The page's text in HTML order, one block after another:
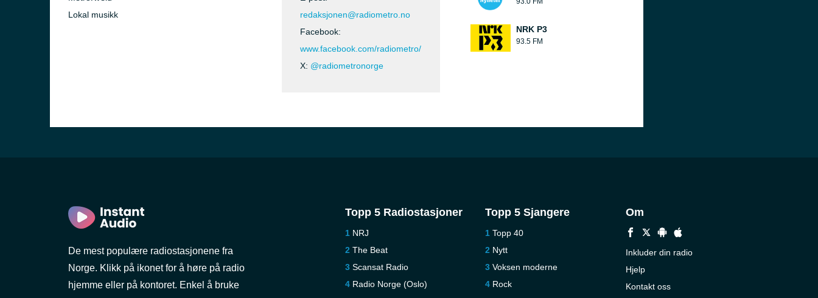
Lokal musikk
redaksjonen@radiometro.no
Facebook:
www.facebook.com/radiometro/
X: @radiometronorge
NRK P3
93.5 FM
De mest populære radiostasjonene fra
Norge. Klikk på ikonet for å høre på radio
hjemme eller på kontoret. Enkel å bruke
Topp 5 Radiostasjoner
NRJ
The Beat
Scansat Radio
Radio Norge (Oslo)
Topp 5 Sjangere
Topp 40
Nytt
Voksen moderne
Rock
Om
Inkluder din radio
Hjelp
Kontakt oss